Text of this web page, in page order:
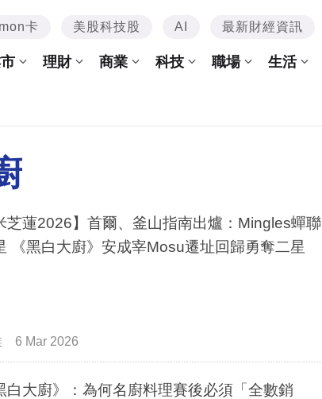
卡 美股科技股 AI 最新財經資訊
理財 商業 科技 職場 生活
芝蓮2026】首爾、釜山指南出爐：Mingles蟬聯
《黑白大廚》安成宰Mosu遷址回歸勇奪二星
6 Mar 2026
白大廚》：為何名廚料理賽後必須「全數銷